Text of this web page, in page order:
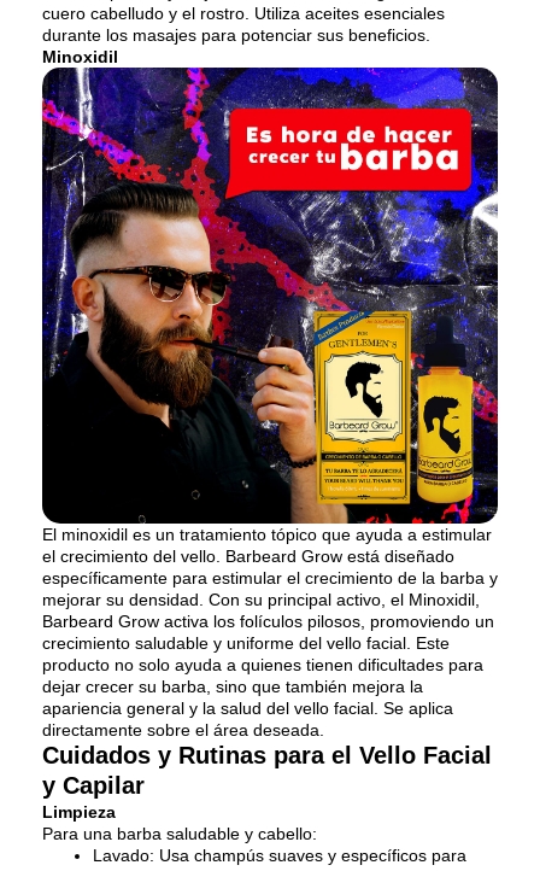
cuero cabelludo y el rostro. Utiliza aceites esenciales
durante los masajes para potenciar sus beneficios.
Minoxidil
El minoxidil es un tratamiento tópico que ayuda a estimular
el crecimiento del vello. Barbeard Grow está diseñado
específicamente para estimular el crecimiento de la barba y
mejorar su densidad. Con su principal activo, el Minoxidil,
Barbeard Grow activa los folículos pilosos, promoviendo un
crecimiento saludable y uniforme del vello facial. Este
producto no solo ayuda a quienes tienen dificultades para
dejar crecer su barba, sino que también mejora la
apariencia general y la salud del vello facial. Se aplica
directamente sobre el área deseada.
Cuidados y Rutinas para el Vello Facial
y Capilar
Limpieza
Para una barba saludable y cabello:
Lavado: Usa champús suaves y específicos para